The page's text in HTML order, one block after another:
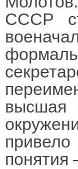
СССР
высшая
понятия